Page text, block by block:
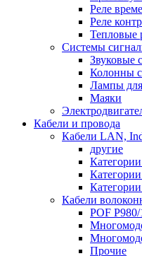
Реле
Реле
Тепловые
Системы
Звуковые
Колонны
Лампы
Маяки
Кабели и провода
Кабели LAN,
другие
Кабели
POF
Прочие